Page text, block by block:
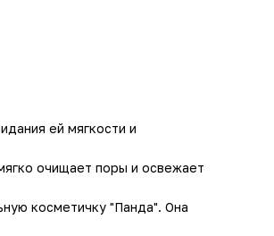
ей мягкости и
очищает поры и освежает
косметичку "Панда". Она